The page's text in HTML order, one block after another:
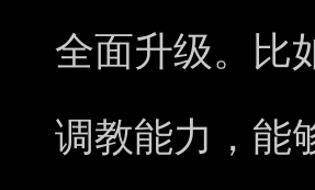
全面升级。比
调教能力，能